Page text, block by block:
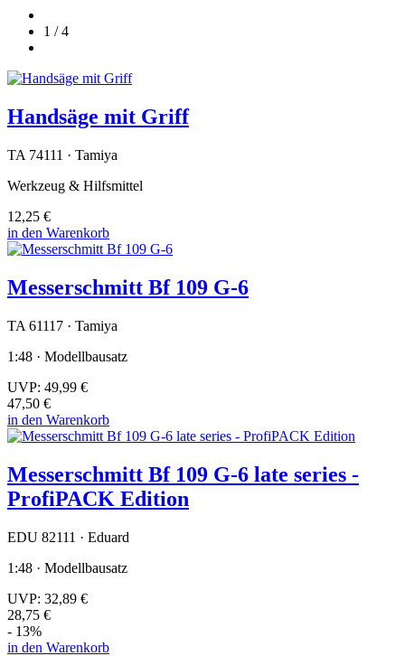
1 / 4
Handsäge mit Griff
TA 74111 · Tamiya
Werkzeug & Hilfsmittel
12,25 €
in den Warenkorb
Messerschmitt Bf 109 G-6
TA 61117 · Tamiya
1:48 · Modellbausatz
UVP: 49,99 €
47,50 €
in den Warenkorb
Messerschmitt Bf 109 G-6 late series -
ProfiPACK Edition
EDU 82111 · Eduard
1:48 · Modellbausatz
UVP: 32,89 €
28,75 €
- 13%
in den Warenkorb